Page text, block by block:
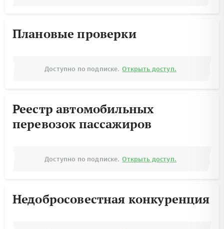
Плановые проверки
Доступно по подписке. Открыть доступ.
Реестр автомобильных
перевозок пассажиров
Доступно по подписке. Открыть доступ.
Недобросовестная конкуренция